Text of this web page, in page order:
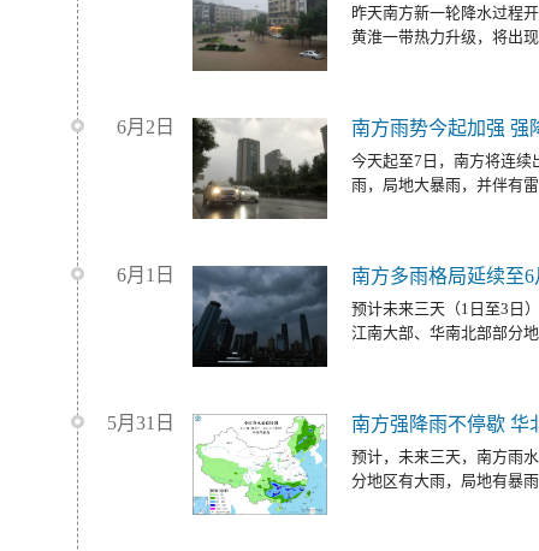
昨天南方新一轮降水过程
黄淮一带热力升级，将出
6月2日 南方雨势今起加强 强
今天起至7日，南方将连续
雨，局地大暴雨，并伴有
6月1日 南方多雨格局延续至
预计未来三天（1日至3日
江南大部、华南北部部分
5月31日 南方强降雨不停歇 华
预计，未来三天，南方雨
分地区有大雨，局地有暴